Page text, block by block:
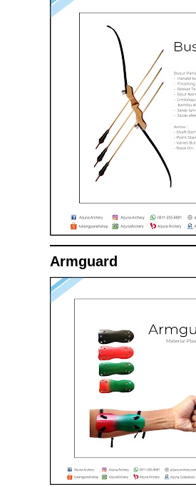
Armguard